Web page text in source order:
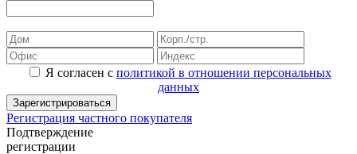
Я согласен с политикой в отношении персональных
данных
Зарегистрироваться
Регистрация частного покупателя
Подтверждение
регистрации